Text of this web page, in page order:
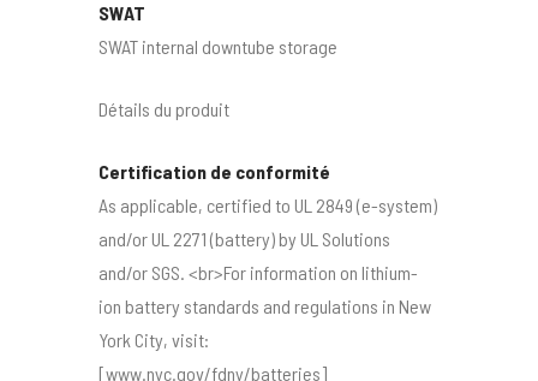
SWAT
SWAT internal downtube storage
Détails du produit
Certification de conformité
As applicable, certified to UL 2849 (e-system)
and/or UL 2271 (battery) by UL Solutions
and/or SGS. <br>For information on lithium-
ion battery standards and regulations in New
York City, visit:
[www.nyc.gov/fdny/batteries]